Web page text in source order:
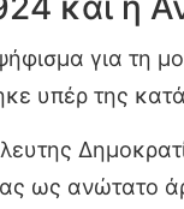
για τη
υπέρ της
ως ανώτατο